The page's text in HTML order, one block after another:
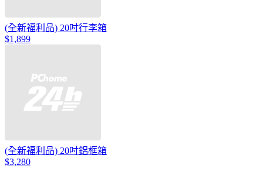
(全新福利品) 20吋行李箱
$1,899
(全新福利品) 20吋鋁框箱
$3,280